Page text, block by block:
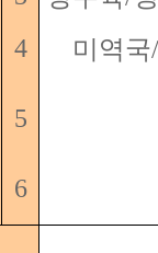
4
미역
5
6